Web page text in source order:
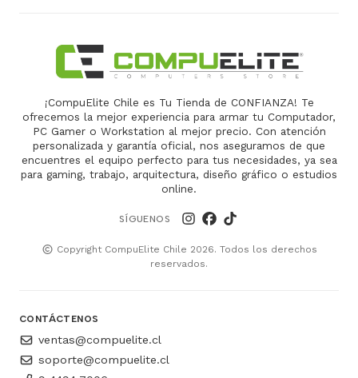
¡CompuElite Chile es Tu Tienda de CONFIANZA! Te
ofrecemos la mejor experiencia para armar tu Computador,
PC Gamer o Workstation al mejor precio. Con atención
personalizada y garantía oficial, nos aseguramos de que
encuentres el equipo perfecto para tus necesidades, ya sea
para gaming, trabajo, arquitectura, diseño gráfico o estudios
online.
SÍGUENOS
Copyright CompuElite Chile 2026. Todos los derechos
reservados.
CONTÁCTENOS
ventas@compuelite.cl
soporte@compuelite.cl